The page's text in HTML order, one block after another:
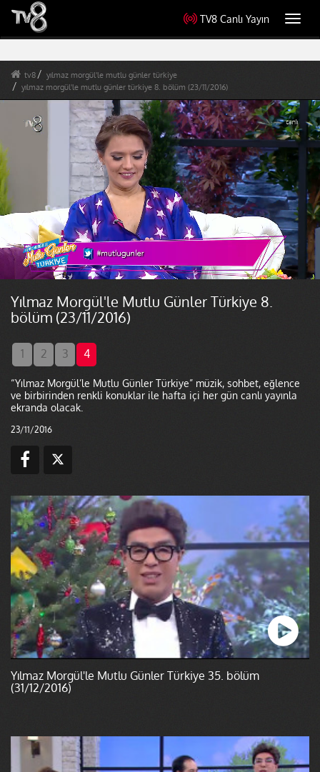
TV8 Canlı Yayın
tv8
yılmaz morgül'le mutlu günler türkiye
yılmaz morgül'le mutlu günler türkiye 8. bölüm (23/11/2016)
Yılmaz Morgül'le Mutlu Günler Türkiye 8.
bölüm (23/11/2016)
1 2 3 4
“Yılmaz Morgül’le Mutlu Günler Türkiye” müzik, sohbet, eğlence
ve birbirinden renkli konuklar ile hafta içi her gün canlı yayınla
ekranda olacak.
23/11/2016
Yılmaz Morgül'le Mutlu Günler Türkiye 35. bölüm
(31/12/2016)